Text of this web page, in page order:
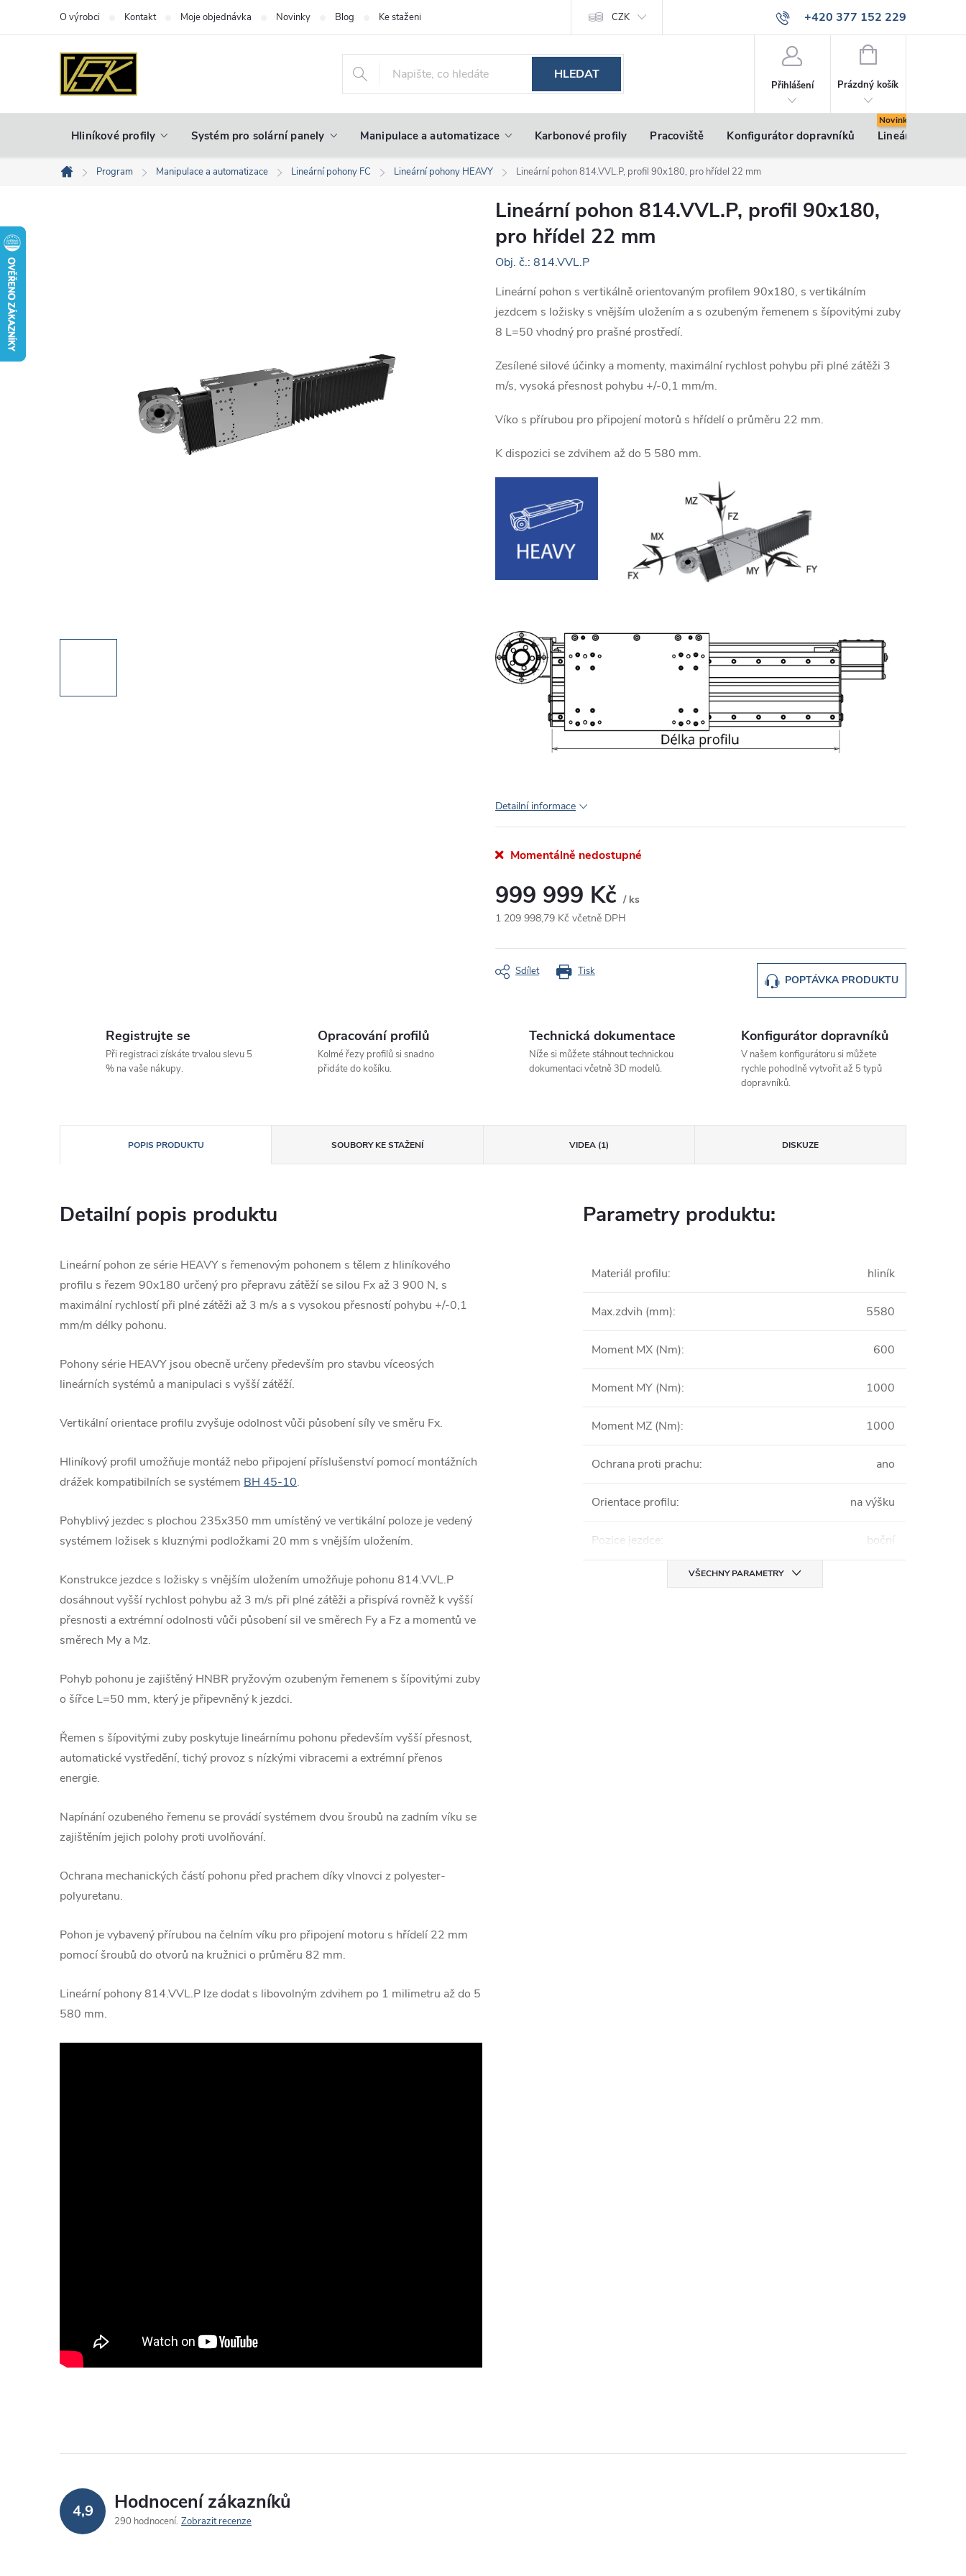
+420 377 152 229
info@vsk-profily.cz
O výrobci Kontakt Moje objednávka Novinky Blog Ke stažení CZK
HLEDAT
Přihlášení
NÁKUPNÍ
Prázdný košík
Hliníkové profily Systém pro solární panely Manipulace a automatizace Karbonové profily Pracoviště Konfigurátor dopravníků Lineární pohony
Domů
Program Manipulace a automatizace Lineární pohony FC Lineární pohony HEAVY Lineární pohon 814.VVL.P, profil 90x180, pro hřídel 22 mm
Lineární pohon 814.VVL.P, profil 90x180,
pro hřídel 22 mm
Obj. č.: 814.VVL.P
Lineární pohon s vertikálně orientovaným profilem 90x180, s vertikálním
jezdcem s ložisky s vnějším uložením a s ozubeným řemenem s šípovitými zuby
8 L=50 vhodný pro prašné prostředí.
Zesílené silové účinky a momenty, maximální rychlost pohybu při plné zátěži 3
m/s, vysoká přesnost pohybu +/-0,1 mm/m.
Víko s přírubou pro připojení motorů s hřídelí o průměru 22 mm.
K dispozici se zdvihem až do 5 580 mm.
Detailní informace
Momentálně nedostupné
999 999 Kč / ks
1 209 998,79 Kč včetně DPH
cena:
Tisk
POPTÁVKA PRODUKTU
Sdílet
Registrujte se
Při registraci získáte trvalou slevu 5
% na vaše nákupy.
Opracování profilů
Kolmé řezy profilů si snadno
přidáte do košíku.
Technická dokumentace
Níže si můžete stáhnout technickou
dokumentaci včetně 3D modelů.
Konfigurátor dopravníků
V našem konfigurátoru si můžete
rychle pohodlně vytvořit až 5 typů
dopravníků.
POPIS PRODUKTU SOUBORY KE STAŽENÍ VIDEA (1) DISKUZE
Detailní popis produktu
Lineární pohon ze série HEAVY s řemenovým pohonem s tělem z hliníkového
profilu s řezem 90x180 určený pro přepravu zátěží se silou Fx až 3 900 N, s
maximální rychlostí při plné zátěži až 3 m/s a s vysokou přesností pohybu +/-0,1
mm/m délky pohonu.
Pohony série HEAVY jsou obecně určeny především pro stavbu víceosých
lineárních systémů a manipulaci s vyšší zátěží.
Vertikální orientace profilu zvyšuje odolnost vůči působení síly ve směru Fx.
Hliníkový profil umožňuje montáž nebo připojení příslušenství pomocí montážních
drážek kompatibilních se systémem BH 45-10.
Pohyblivý jezdec s plochou 235x350 mm umístěný ve vertikální poloze je vedený
systémem ložisek s kluznými podložkami 20 mm s vnějším uložením.
Konstrukce jezdce s ložisky s vnějším uložením umožňuje pohonu 814.VVL.P
dosáhnout vyšší rychlost pohybu až 3 m/s při plné zátěži a přispívá rovněž k vyšší
přesnosti a extrémní odolnosti vůči působení sil ve směrech Fy a Fz a momentů ve
směrech My a Mz.
Pohyb pohonu je zajištěný HNBR pryžovým ozubeným řemenem s šípovitými zuby
o šířce L=50 mm, který je připevněný k jezdci.
Řemen s šípovitými zuby poskytuje lineárnímu pohonu především vyšší přesnost,
automatické vystředění, tichý provoz s nízkými vibracemi a extrémní přenos
energie.
Napínání ozubeného řemenu se provádí systémem dvou šroubů na zadním víku se
zajištěním jejich polohy proti uvolňování.
Ochrana mechanických částí pohonu před prachem díky vlnovci z polyester-
polyuretanu.
Pohon je vybavený přírubou na čelním víku pro připojení motoru s hřídelí 22 mm
pomocí šroubů do otvorů na kružnici o průměru 82 mm.
Lineární pohony 814.VVL.P lze dodat s libovolným zdvihem po 1 milimetru až do 5
580 mm.
Parametry produktu:
Materiál profilu: hliník
Max.zdvih (mm): 5580
Moment MX (Nm): 600
Moment MY (Nm): 1000
Moment MZ (Nm): 1000
Ochrana proti prachu: ano
Orientace profilu: na výšku
Pozice jezdce: boční
VŠECHNY PARAMETRY
4,9 Hodnocení zákazníků
290 hodnocení Zobrazit recenze